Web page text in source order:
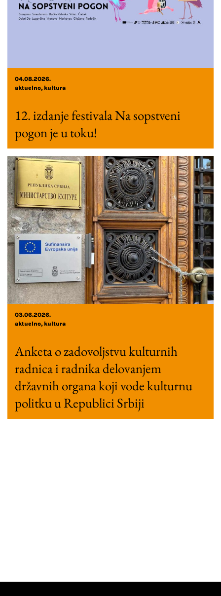
04.08.2026.
aktuelno kultura
12. izdanje festivala Na sopstveni
pogon je u toku!
03.06.2026.
aktuelno kultura
Anketa o zadovoljstvu kulturnih
radnica i radnika delovanjem
državnih organa koji vode kulturnu
politku u Republici Srbiji